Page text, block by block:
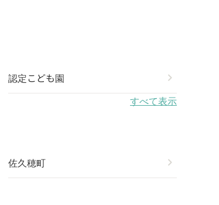
認定こども園 chevron_right
すべて表示
佐久穂町 chevron_right